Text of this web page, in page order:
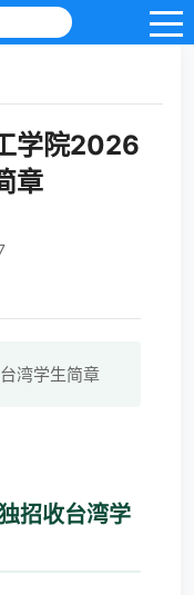
学院2026
章
湾学生简章
招收台湾学